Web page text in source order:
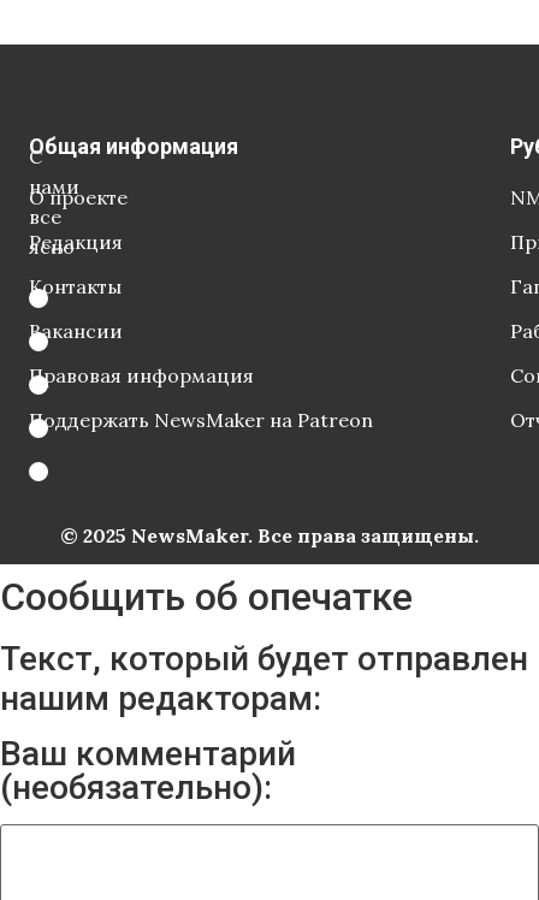
С
нами
все
ясно
Общая информация
О проекте
Редакция
Контакты
Вакансии
Правовая информация
Поддержать NewsMaker на Patreon
© 2025 NewsMaker. Все права защищены.
Сообщить об опечатке
Текст, который будет отправлен
нашим редакторам:
Ваш комментарий
(необязательно):